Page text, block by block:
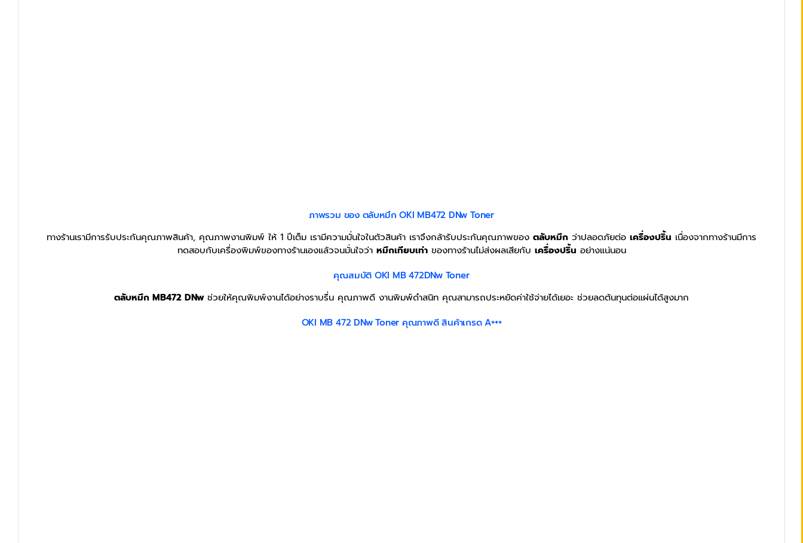
ภาพรวม ของ ตลับหมึก OKI MB472 DNw Toner
ทางร้านเรามีการรับประกันคุณภาพสินค้า, คุณภาพงานพิมพ์ ให้ 1 ปีเต็ม เรามีความมั่นใจในตัวสินค้า เราจึงกล้ารับประกันคุณภาพของ ตลับหมึก ว่าปลอดภัยต่อ เครื่องปริ้น เนื่องจากทางร้านมีการ
ทดสอบกับเครื่องพิมพ์ของทางร้านเองแล้วจนมั่นใจว่า หมึกเทียบเท่าของทางร้านไม่ส่งผลเสียกับ เครื่องปริ้น อย่างแน่นอน
คุณสมบัติ OKI MB 472DNw Toner
ตลับหมึก MB472 DNw ช่วยให้คุณพิมพ์งานได้อย่างราบรื่น คุณภาพดี งานพิมพ์ดำสนิท คุณสามารถประหยัดค่าใช้จ่ายได้เยอะ ช่วยลดต้นทุนต่อแผ่นได้สูงมาก
OKI MB 472 DNw Toner คุณภาพดี สินค้าเกรด A+++